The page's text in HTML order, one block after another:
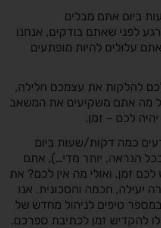
אתם מבלים
שאתם בודקים, אנחנו
להיות מופתעים
את עצמכם חלילה,
אתם משקיעים את המשאב
לכם – זמן.
דקות/שעות ביום
יותר מדי…), אתם
זמן. ואולי מה אין לכם? את
חכמה וחסכונית. אנו
טיפים לניהול מחדש של
זמן לכתיבת ספרכם.